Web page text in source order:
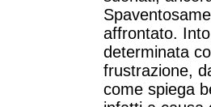
affrontato.
determinata
frustrazione,
come spiega